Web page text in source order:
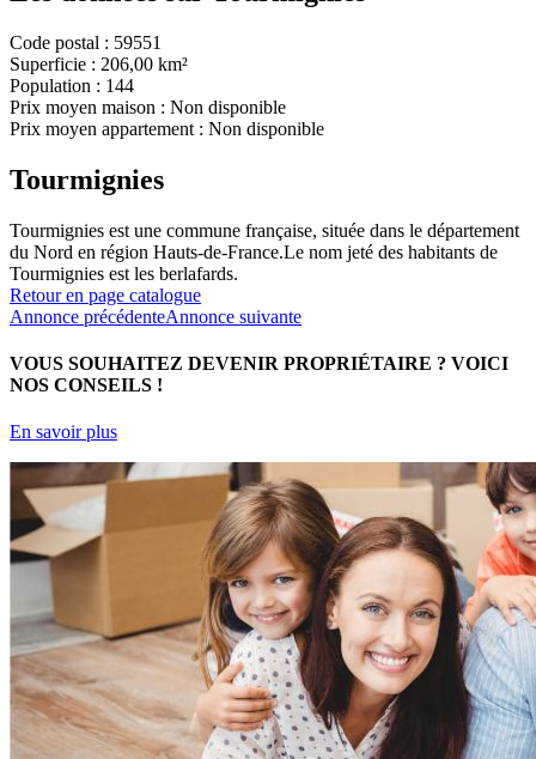
Code postal : 59551
Superficie : 206,00 km²
Population : 144
Prix moyen maison : Non disponible
Prix moyen appartement : Non disponible
Tourmignies
Tourmignies est une commune française, située dans le département
du Nord en région Hauts-de-France.Le nom jeté des habitants de
Tourmignies est les berlafards.
Retour en page catalogue
Annonce précédenteAnnonce suivante
VOUS SOUHAITEZ DEVENIR PROPRIÉTAIRE ? VOICI
NOS CONSEILS !
En savoir plus